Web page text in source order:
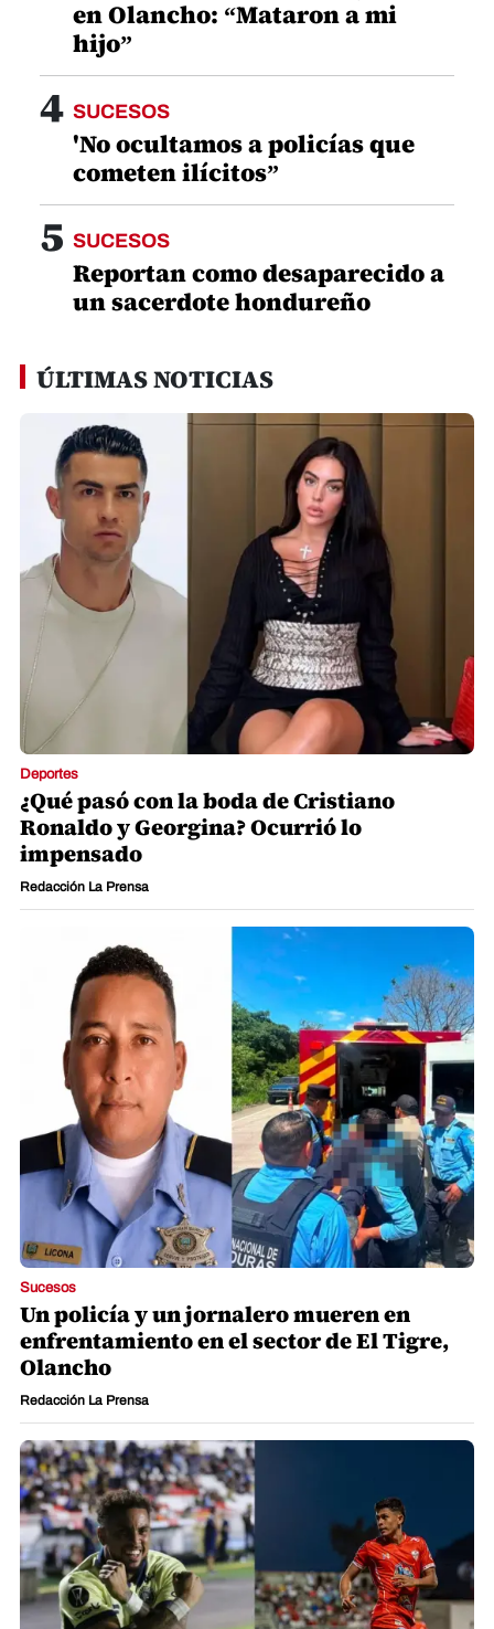
en Olancho: “Mataron a mi
hijo”
4 SUCESOS
'No ocultamos a policías que
cometen ilícitos”
5 SUCESOS
Reportan como desaparecido a
un sacerdote hondureño
ÚLTIMAS NOTICIAS
Deportes
¿Qué pasó con la boda de Cristiano
Ronaldo y Georgina? Ocurrió lo
impensado
Redacción La Prensa
Sucesos
Un policía y un jornalero mueren en
enfrentamiento en el sector de El Tigre,
Olancho
Redacción La Prensa